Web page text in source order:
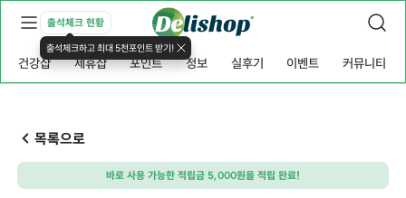
출석체크 현황
출석체크하고 최대 5천포인트 받기!
건강샵 제휴샵 포인트 정보 실후기 이벤트 커뮤니티
목록으로
바로 사용 가능한 적립금 5,000원을 적립 완료!